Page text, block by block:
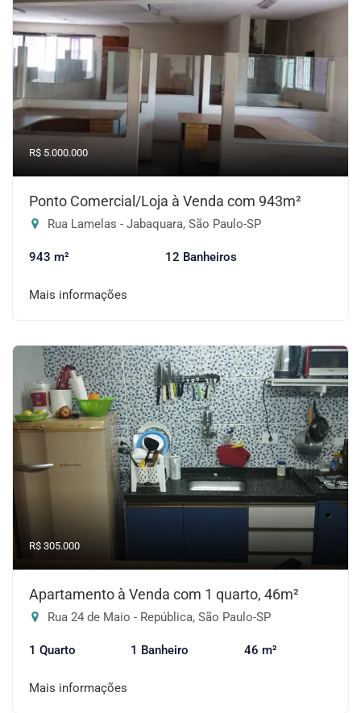
R$ 5.000.000
Ponto Comercial/Loja à Venda com 943m²
Rua Lamelas - Jabaquara, São Paulo-SP
943 m² 12 Banheiros
Mais informações
R$ 305.000
Apartamento à Venda com 1 quarto, 46m²
Rua 24 de Maio - República, São Paulo-SP
1 Quarto 1 Banheiro 46 m²
Mais informações